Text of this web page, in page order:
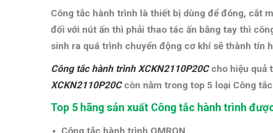
Công tắc hành trình là thiết bị dùng để đóng, cắt
đối với nút ấn thì phải thao tác ấn bằng tay thì
sinh ra quá trình chuyển động cơ khí sẽ thành tín
Công tắc hành trình XCKN2110P20Ccho hiệu quả
XCKN2110P20C còn nằm trong top 5 loại Công
Top 5 hãng sản xuất Công tắc hành trình
Công tắc hành trình OMRON